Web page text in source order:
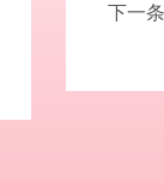
下一